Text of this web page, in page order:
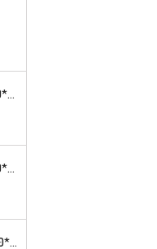
POCHOIR PLASTIQUE 19*6CM : THÈME ENFANT (02)
POCHOIR PLASTIQUE 19*6CM : FEUILLE ET FLEURS
POCHOIR PLASTIQUE 30*21CM : ALPHABET (02)